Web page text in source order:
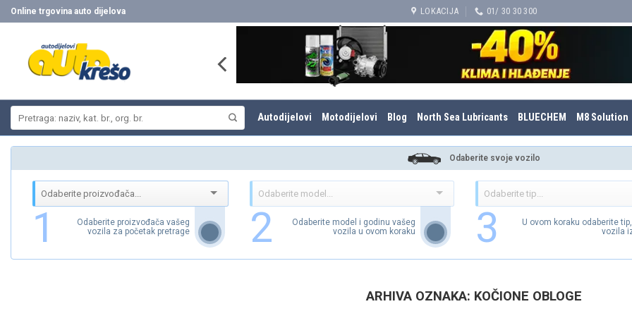
Skip
to
Online trgovina auto dijelova LOKACIJA 01/ 30 30 300
Autodijelovi Motodijelovi Blog North Sea Lubricants BLUECHEM M8 Solution
Odaberite svoje vozilo
1
Odaberite proizvođača vašeg
vozila za početak pretrage
2
Odaberite model i godinu vašeg
vozila u ovom koraku
3
U ovom koraku odaberite
vozila
ARHIVA OZNAKA: KOČIONE OBLOGE